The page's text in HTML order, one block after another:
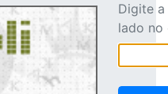
Digite
lado no